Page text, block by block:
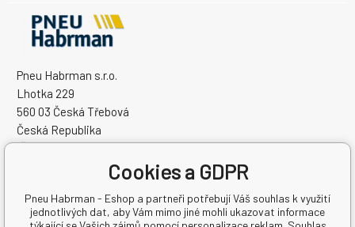
Pneu Habrman s.r.o.
Lhotka 229
560 03 Česká Třebová
Česká Republika
IČO: 09091670
Cookies a GDPR
Pneu Habrman - Eshop a partneři potřebují Váš souhlas k využití
jednotlivých dat, aby Vám mimo jiné mohli ukazovat informace